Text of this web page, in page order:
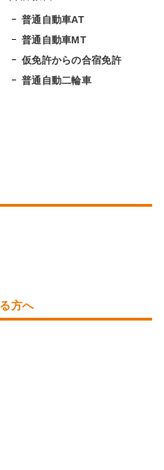
普通自動車AT
普通自動車MT
仮免許からの合宿免許
普通自動二輪車
方へ